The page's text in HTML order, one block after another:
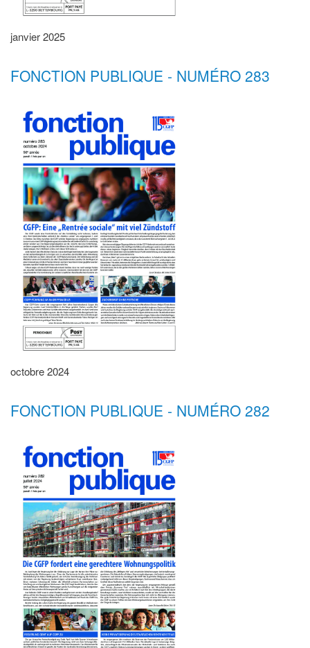
janvier 2025
FONCTION PUBLIQUE - NUMÉRO 283
octobre 2024
FONCTION PUBLIQUE - NUMÉRO 282